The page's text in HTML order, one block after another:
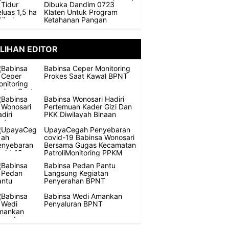
Dibuka Dandim 0723
Klaten Untuk Program
Ketahanan Pangan
EDITOR
Babinsa Ceper Monitoring
Prokes Saat Kawal BPNT
Babinsa Wonosari Hadiri
Pertemuan Kader Gizi Dan
PKK Diwilayah Binaan
UpayaCegah Penyebaran
covid-19 Babinsa Wonosari
Bersama Gugas Kecamatan
PatroliMonitoring PPKM
Babinsa Pedan Pantu
Langsung Kegiatan
Penyerahan BPNT
Babinsa Wedi Amankan
Penyaluran BPNT